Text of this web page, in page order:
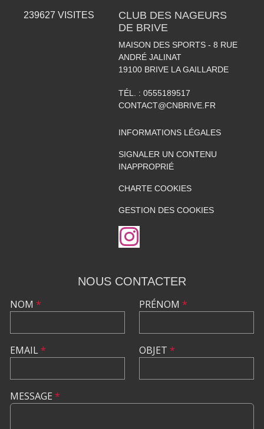
239627 VISITES
CLUB DES NAGEURS
DE BRIVE
MAISON DES SPORTS - 8 RUE
ANDRÉ JALINAT
19100 BRIVE LA GAILLARDE
TÉL. : 0555189517
CONTACT@CNBRIVE.FR
INFORMATIONS LÉGALES
SIGNALER UN CONTENU
INAPPROPRIÉ
CHARTE COOKIES
GESTION DES COOKIES
NOUS CONTACTER
NOM *
EMAIL*
PRÉNOM *
OBJET *
MESSAGE *